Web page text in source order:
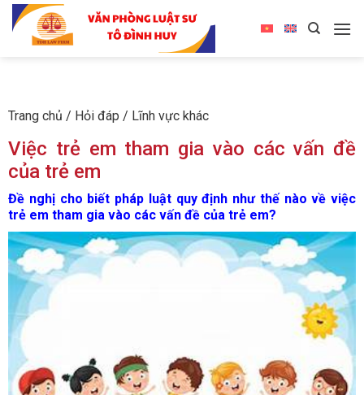
Trang chủ / Hỏi đáp / Lĩnh vực khác
Việc trẻ em tham gia vào các vấn đề
của trẻ em
Đề nghị cho biết pháp luật quy định như thế nào về việc
trẻ em tham gia vào các vấn đề của trẻ em?